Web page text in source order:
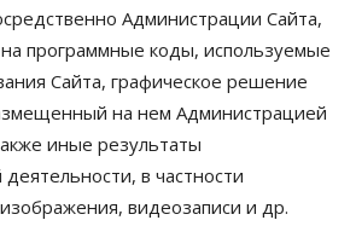
Администрации Сайта,
на программные коды, используемые
Сайта, графическое решение
на нем Администрацией
иные результаты
в частности
видеозаписи и др.